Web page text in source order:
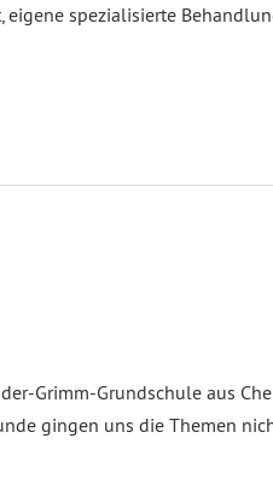
eigene spezialisierte
Grimm-Grundschule aus
gingen uns die Themen